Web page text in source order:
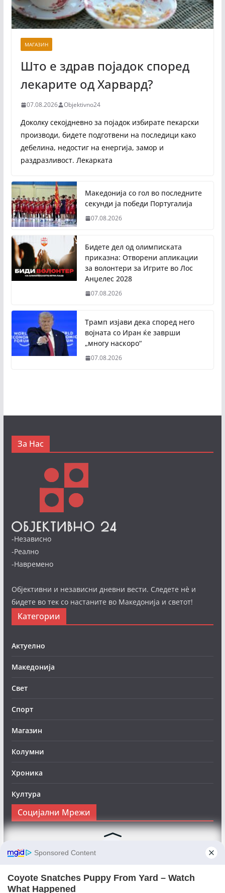
МАГАЗИН
Што е здрав појадок според
лекарите од Харвард?
07.08.2026 Objektivno24
Доколку секојдневно за појадок избирате пекарски
производи, бидете подготвени на последици како
дебелина, недостиг на енергија, замор и
раздразливост. Лекарката
Македонија со гол во последните
секунди ја победи Португалија
07.08.2026
Бидете дел од олимписката
приказна: Отворени апликации
за волонтери за Игрите во Лос
Анџелес 2028
07.08.2026
Трамп изјави дека според него
војната со Иран ќе заврши
„многу наскоро“
07.08.2026
За Нас
-Независно
-Реално
-Навремено
Објективни и независни дневни вести. Следете нè и
бидете во тек со настаните во Македонија и светот!
Категории
Актуелно
Македонија
Свет
Спорт
Магазин
Колумни
Хроника
Култура
Социјални Мрежи
Следете нè на Фејсбук за да сте во тек со најновите